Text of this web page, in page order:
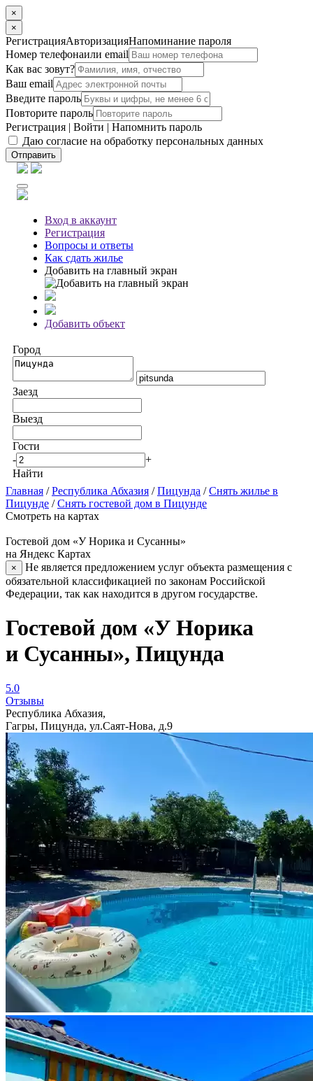
×
×
РегистрацияАвторизацияНапоминание пароля
Номер телефонаили email
Как вас зовут?
Ваш email
Введите пароль
Повторите пароль
Регистрация | Войти | Напомнить пароль
Даю согласие на обработку персональных данных
Отправить
Вход в аккаунт
Регистрация
Вопросы и ответы
Как сдать жилье
Добавить на главный экран
Добавить объект
Город
Заезд
Выезд
Гости
-
+
Найти
Главная /Республика Абхазия /Пицунда /Снять жилье в
Пицунде /Снять гостевой дом в Пицунде
Смотреть на картах
Гостевой дом «У Норика и Сусанны»
на Яндекс Картах
×
Не является предложением услуг объекта размещения с
обязательной классификацией по законам Российской
Федерации, так как находится в другом государстве.
Гостевой дом «У Норика
и Сусанны», Пицунда
5.0
Отзывы
Республика Абхазия,
Гагры, Пицунда, ул.Саят-Нова, д.9